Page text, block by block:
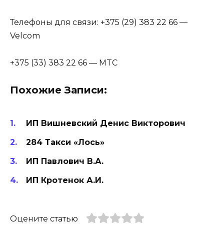
Телефоны для связи: +375 (29) 383 22 66 —
Velcom
+375 (33) 383 22 66 — MTC
Похожие Записи:
ИП Вишневский Денис Викторович
284 Такси «Лось»
ИП Павлович В.А.
ИП Кротенок А.И.
Оцените статью